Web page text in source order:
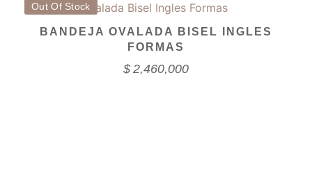
Out Of Stock
BANDEJA OVALADA BISEL INGLES
FORMAS
$ 2,460,000